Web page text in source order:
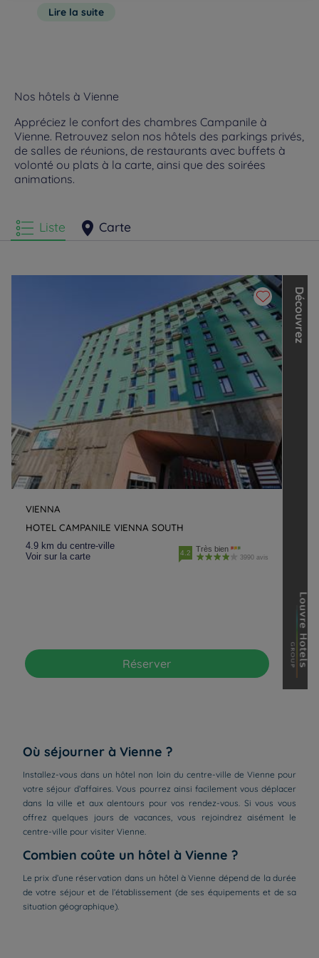
Vienne en 3 jours
Lire la suite
Nos hôtels à Vienne
Appréciez le confort des chambres Campanile à
Vienne. Retrouvez selon nos hôtels des parkings privés,
de salles de réunions, de restaurants avec buffets à
volonté ou plats à la carte, ainsi que des soirées
animations.
Liste Carte
VIENNA
HOTEL CAMPANILE VIENNA SOUTH
4.9 km du centre-ville
Voir sur la carte
4.2 Très bien
3990 avis
Réserver
D
é
c
o
u
v
r
e
z
l
e
s
a
u
t
r
e
s
m
a
r
q
u
e
s
d
e
L
o
u
v
r
e
H
o
t
e
l
s
G
r
o
u
Où séjourner à Vienne ?
Installez-vous dans un hôtel non loin du centre-ville de Vienne pour
votre séjour d’affaires. Vous pourrez ainsi facilement vous déplacer
dans la ville et aux alentours pour vos rendez-vous. Si vous vous
offrez quelques jours de vacances, vous rejoindrez aisément le
centre-ville pour visiter Vienne.
Combien coûte un hôtel à Vienne ?
Le prix d’une réservation dans un hôtel à Vienne dépend de la durée
de votre séjour et de l’établissement (de ses équipements et de sa
situation géographique).
Hôtels à Paris